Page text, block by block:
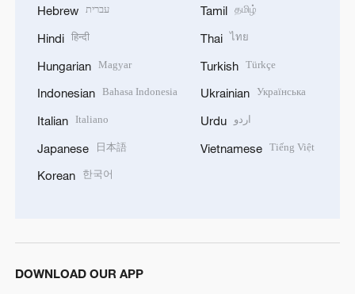
Hebrew עברית
Hindi हिन्दी
Hungarian Magyar
Indonesian Bahasa Indonesia
Italian Italiano
Japanese 日本語
Korean 한국어
Tamil தமிழ்
Thai ไทย
Turkish Türkçe
Ukrainian Українська
Urdu اردو
Vietnamese Tiếng Việt
DOWNLOAD OUR APP